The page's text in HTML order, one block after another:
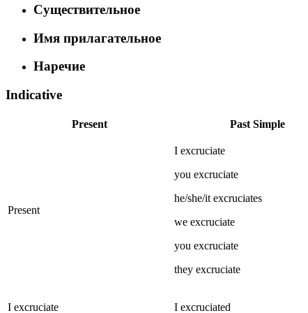
Существительное
Имя прилагательное
Наречие
Indicative
Present Past Simple
Present
I excruciate
you excruciate
he/she/it excruciates
we excruciate
you excruciate
they excruciate
I excruciate I excruciated